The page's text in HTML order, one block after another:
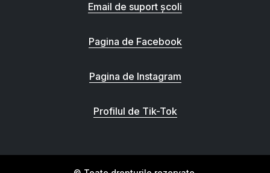
Email de suport școli
Pagina de Facebook
Pagina de Instagram
Profilul de Tik-Tok